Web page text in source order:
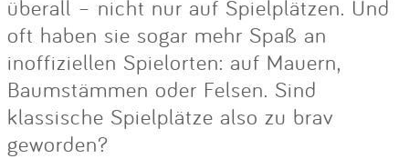
überall – nicht nur auf Spielplätzen. Und
oft haben sie sogar mehr Spaß an
inoffiziellen Spielorten: auf Mauern,
Baumstämmen oder Felsen. Sind
klassische Spielplätze also zu brav
geworden?